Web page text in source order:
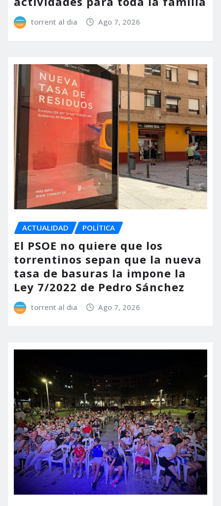
torrent al dia Ago 7, 2026
ACTUALIDAD POLÍTICA
El PSOE no quiere que los
torrentinos sepan que la nueva
tasa de basuras la impone la
Ley 7/2022 de Pedro Sánchez
torrent al dia Ago 7, 2026